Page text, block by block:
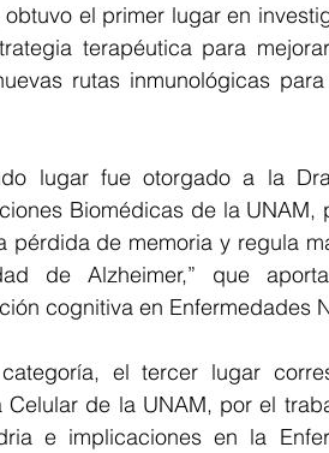
obtuvo el primer lugar en
terapéutica para
rutas inmunológicas
lugar fue otorgado a la
Biomédicas de la
pérdida de memoria y regula
de Alzheimer,” que
cognitiva en Enfermedades
el tercer lugar
Celular de la UNAM, por el
e implicaciones en la